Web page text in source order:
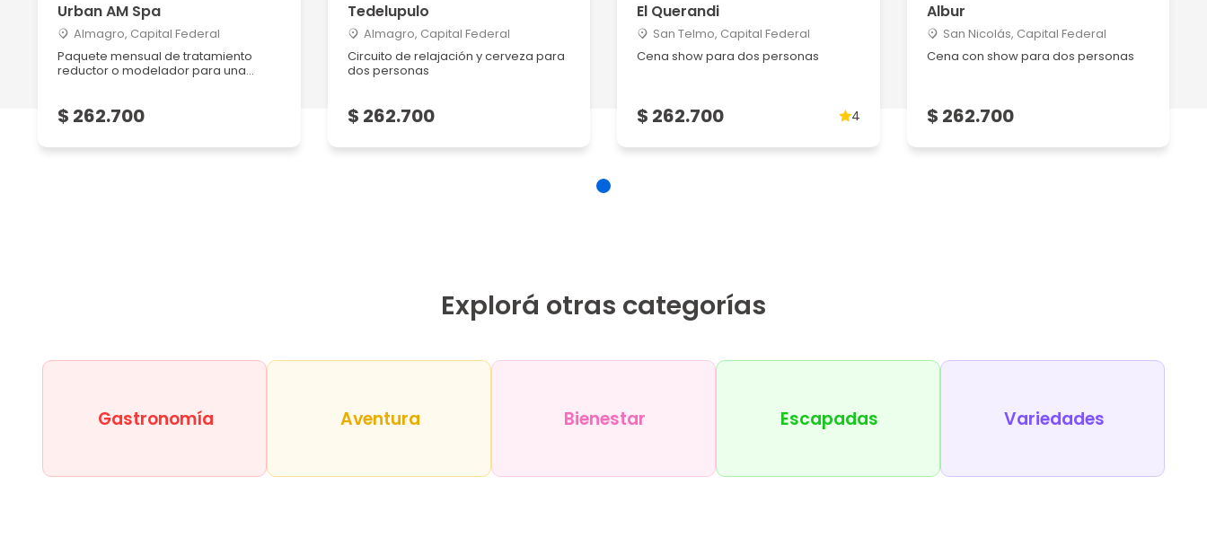
Urban AM Spa
Almagro, Capital Federal
Paquete mensual de tratamiento
reductor o modelador para una...
$ 262.700
Tedelupulo
Almagro, Capital Federal
Circuito de relajación y cerveza para
dos personas
$ 262.700
El Querandi
San Telmo, Capital Federal
Cena show para dos personas
$ 262.700 4
Albur
San Nicolás, Capital Federal
Cena con show para dos personas
$ 262.700
Explorá otras categorías
Gastronomía Aventura Bienestar Escapadas Variedades